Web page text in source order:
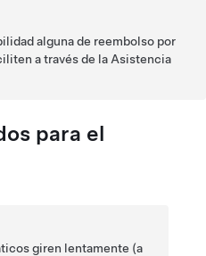
alguna de reembolso por
a través de la Asistencia
para el
giren lentamente (a